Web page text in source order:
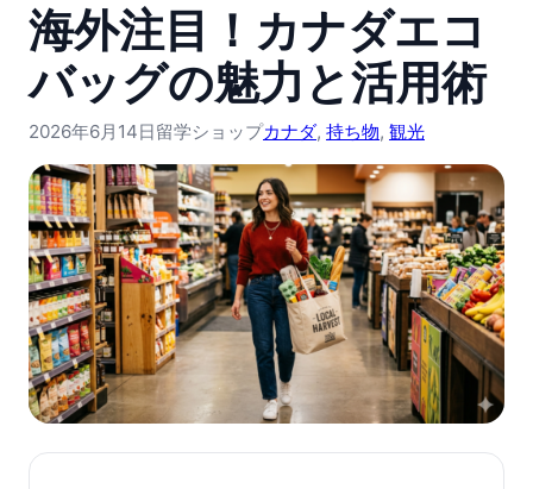
海外注目！カナダエコ
バッグの魅力と活用術
2026年6月14日留学ショップカナダ, 持ち物, 観光